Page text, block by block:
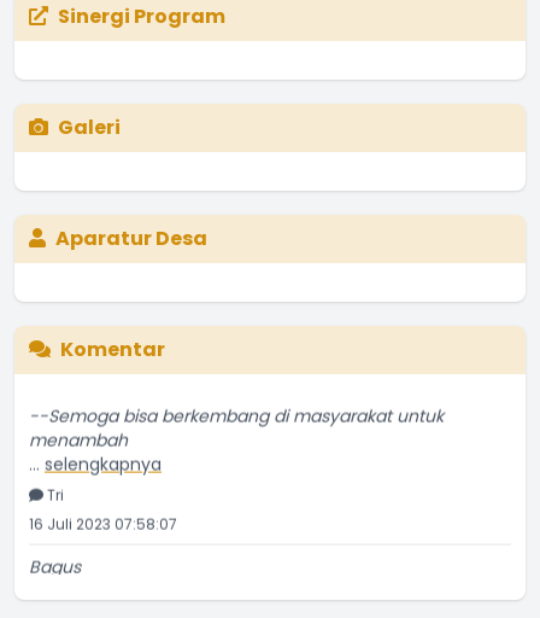
Sinergi Program
Galeri
Aparatur Desa
Komentar
menambah
...selengkapnya
Tri
16 Juli 2023 07:58:07
...selengkapnya
Etti Sunar